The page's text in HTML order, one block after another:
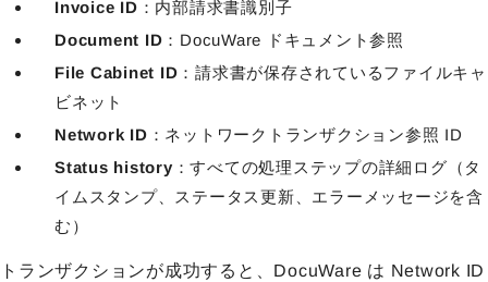
Invoice ID ：内部請求書識別子
Document ID ：DocuWare ドキュメント参照
File Cabinet ID ：請求書が保存されているファイルキャ
ビネット
Network ID ：ネットワークトランザクション参照 ID
Status history ：すべての処理ステップの詳細ログ（タ
イムスタンプ、ステータス更新、エラーメッセージを含
む）
トランザクションが成功すると、DocuWare は Network ID